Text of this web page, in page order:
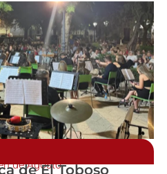
de Agosto
de El Toboso